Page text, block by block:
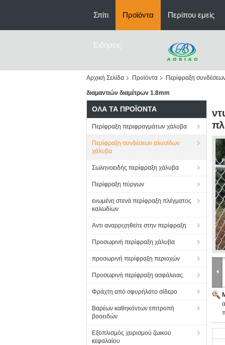
Σπίτι Προϊόντα Περίπου εμείς
Ειδήσεις
Αρχική Σελίδα Προϊόντα Περίφραξη
διαμαντιών διαμέτρων 1.8mm
ΌΛΑ ΤΑ ΠΡΟΪΌΝΤΑ
Περίφραξη περιφραγμάτων χάλυβα
Περίφραξη συνδέσεων αλυσίδων
χάλυβα
Σωληνοειδής περίφραξη χάλυβα
Περίφραξη πύργων
ενωμένη στενά περίφραξη πλέγματος
καλωδίων
Αντι αναρριχηθείτε στην περίφραξη
Προσωρινή περίφραξη χάλυβα
προσωρινή περίφραξη περιοχών
Προσωρινή περίφραξη ασφάλειας
Φράχτη από σφυρήλατο σίδερο
Βαρέων καθηκόντων επιτροπή
βοοειδών
Εξοπλισμός χειρισμού ζωικού
κεφαλαίου